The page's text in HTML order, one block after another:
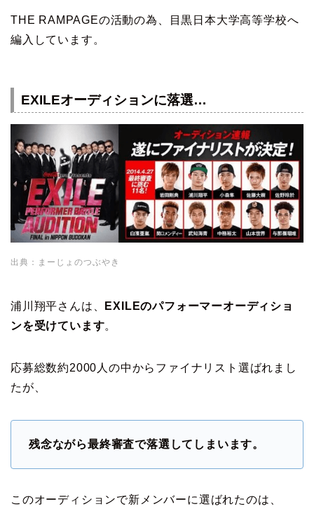
THE RAMPAGEの活動の為、目黒日本大学高等学校へ
編入しています。
EXILEオーディションに落選…
出典：まーじょのつぶやき
浦川翔平さんは、
EXILEのパフォーマーオーディショ
ンを受けています。
応募総数約2000人の中からファイナリスト選ばれまし
たが、
残念ながら最終審査で落選してしまいます。
このオーディションで新メンバーに選ばれたのは、